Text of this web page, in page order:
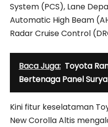
System (PCS), Lane
Automatic High Beam
Radar Cruise Control
Baca Juga: Toyota
Bertenaga Panel Surya
Kini fitur keselataman
New Corolla Altis